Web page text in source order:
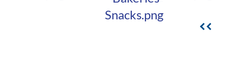
Snacks.png